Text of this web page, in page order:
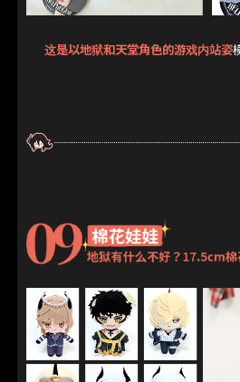
这是以地狱和天堂角色的游戏内站姿